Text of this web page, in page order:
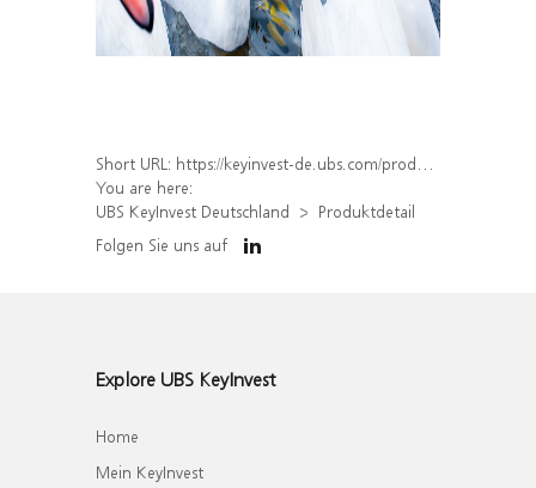
Short URL: https://keyinvest-de.ubs.com/produkt/detail/index/isin/DE000WA8TG36
You are here:
UBS KeyInvest Deutschland
Produktdetail
Folgen Sie uns auf
Explore UBS KeyInvest
Home
Mein KeyInvest